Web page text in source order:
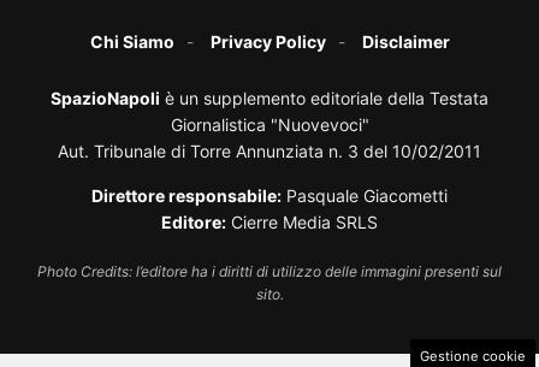
Chi Siamo Privacy Policy Disclaimer
SpazioNapoli è un supplemento editoriale della Testata
Giornalistica "Nuovevoci"
Aut. Tribunale di Torre Annunziata n. 3 del 10/02/2011
Direttore responsabile: Pasquale Giacometti
Editore: Cierre Media SRLS
Photo Credits: l’editore ha i diritti di utilizzo delle immagini presenti sul
sito.
Gestione cookie